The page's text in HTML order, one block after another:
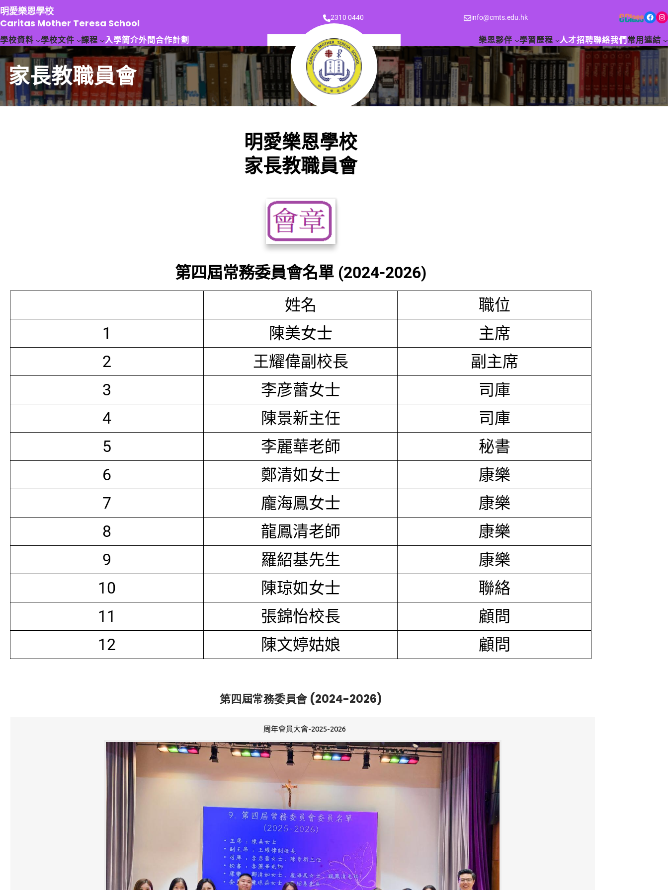
跳
至
主
要
容
明愛樂恩學校
Caritas Mother Teresa School
2310 0440 info@cmts.edu.hk Facebook Instagram
學校資料 學校文件 課程 入學簡介外間合作計劃 樂恩夥伴 學習歷程 人才招聘聯絡我們 常用連結
家長教職員會
明愛樂恩學校
家長教職員會
第四屆常務委員會名單 (2024-2026)
姓名
職位
1
陳美女士
主席
2
王耀偉副校長
副主席
3
李彦蕾女士
司庫
4
陳景新主任
司庫
5
李麗華老師
秘書
6
鄭清如女士
康樂
7
龐海鳳女士
康樂
8
龍鳳清老師
康樂
9
羅紹基先生
康樂
10
陳琼如女士
聯絡
11
張錦怡校長
顧問
12
陳文婷姑娘 顧問
第四屆常務委員會 (2024-2026)
周年會員大會-2025-2026